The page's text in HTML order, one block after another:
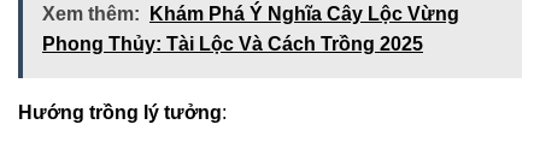
Xem thêm:
Khám Phá Ý Nghĩa Cây Lộc Vừng
Phong Thủy: Tài Lộc Và Cách Trồng 2025
Hướng trồng lý tưởng: